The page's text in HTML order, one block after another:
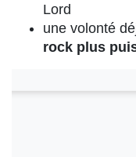
Lord
une volonté
rock plus